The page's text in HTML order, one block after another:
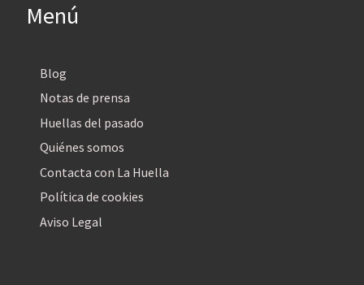
Menú
Blog
Notas de prensa
Huellas del pasado
Quiénes somos
Contacta con La Huella
Política de cookies
Aviso Legal